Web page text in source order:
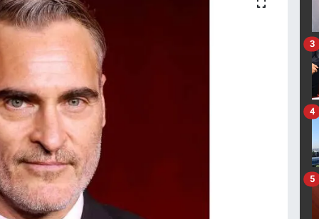
3
4
5